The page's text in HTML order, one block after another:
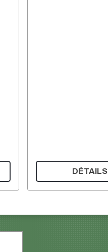
DÉTAILS